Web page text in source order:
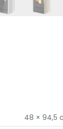
48 × 94,5